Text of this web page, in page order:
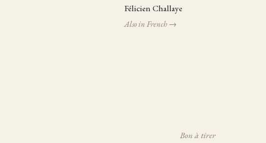
Table of pieces
Félicien Challaye
Also in French →
Bon à tirer